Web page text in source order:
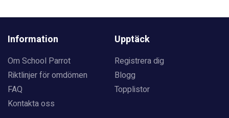
Information
Om School Parrot
Riktlinjer för omdömen
FAQ
Kontakta oss
Upptäck
Registrera dig
Blogg
Topplistor